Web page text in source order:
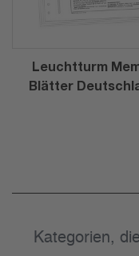
Leuchtturm
Blätter
Kategorien,